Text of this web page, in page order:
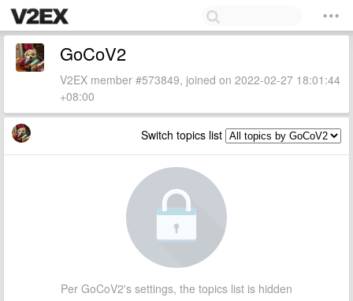
GoCoV2
V2EX member #573849, joined on 2022-02-27 18:01:44
+08:00
Switch topics list
Per GoCoV2's settings, the topics list is hidden